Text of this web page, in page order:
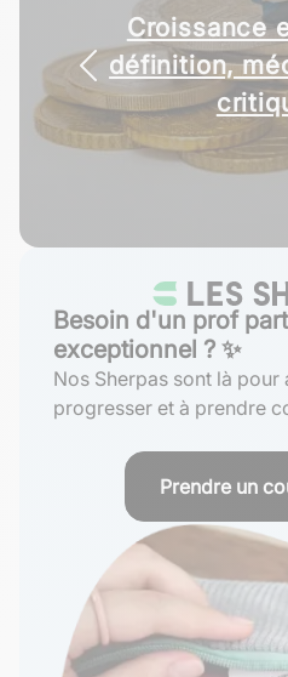
Croissance
définition,
Différences
monétaire
Besoin d'un prof
exceptionnel ? ✨
Nos Sherpas sont là
progresser et à prendre
Prendre un